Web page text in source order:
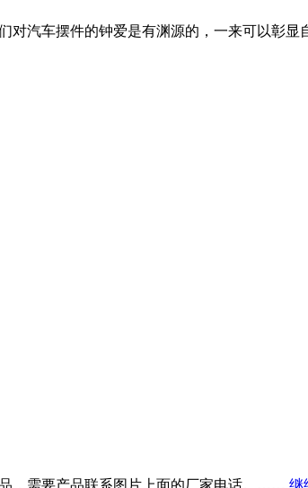
对汽车摆件的钟爱是有渊源的，一来可以彰
，需要产品联系图片上面的厂家电话。…… 继